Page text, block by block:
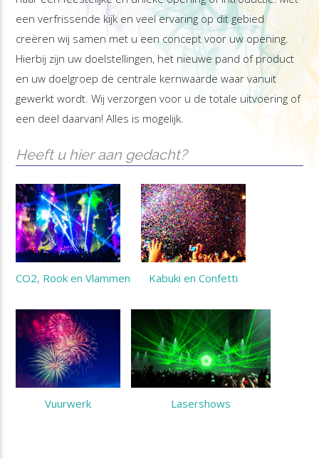
een verfrissende kijk en veel ervaring op dit gebied
creëren wij samen met u een concept voor uw opening.
Hierbij zijn uw doelstellingen, het nieuwe pand of product
en uw doelgroep de centrale kernwaarde waar vanuit
gewerkt wordt. Wij verzorgen voor u de totale uitvoering of
een deel daarvan! Alles is mogelijk.
Heeft u hier aan gedacht?
CO2, Rook en Vlammen Kabuki en Confetti
Vuurwerk Lasershows